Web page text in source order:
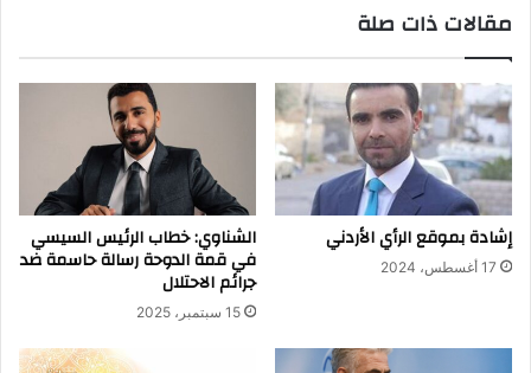
مقالات ذات صلة
إشادة بموقع الرأي الأردني
17 أغسطس، 2024
الشناوي: خطاب الرئيس السيسي
في قمة الدوحة رسالة حاسمة ضد
جرائم الاحتلال
15 سبتمبر، 2025